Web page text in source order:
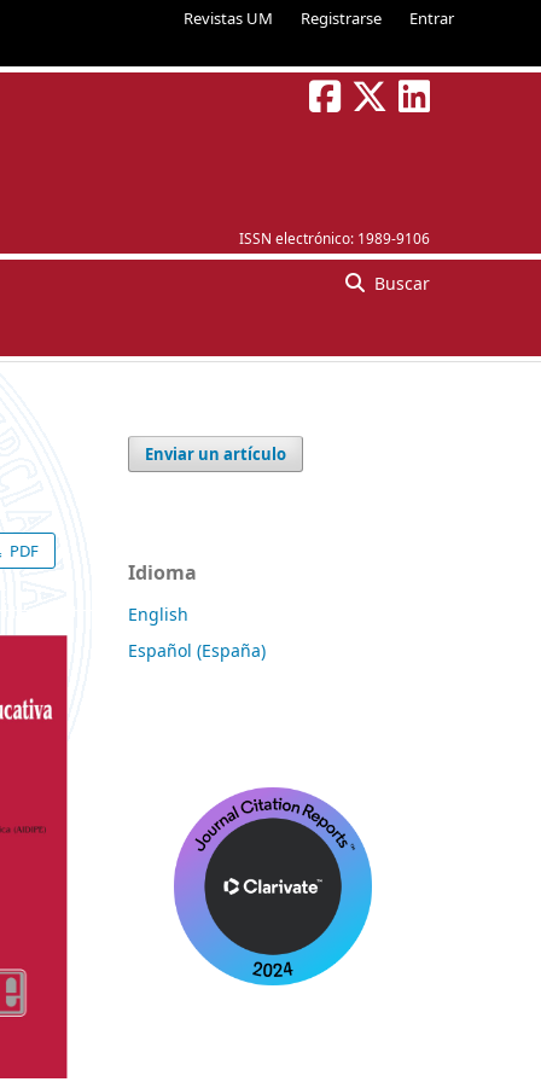
Revistas UM Registrarse Entrar
ISSN electrónico: 1989-9106
Buscar
PDF
Enviar un artículo
Idioma
English
Español (España)